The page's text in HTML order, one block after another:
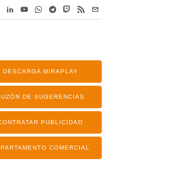
DESCARGA MIRAPLAY
DE SUGERENCIAS
PUBLICIDAD
COMERCIAL